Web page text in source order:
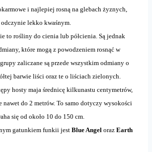
i najlepiej rosną na glebach żyznych,
lekko kwaśnym.
to rośliny do cienia lub półcienia. Są jednak
które mogą z powodzeniem rosnąć w
zaliczane są przede wszystkim odmiany o
barwie liści oraz te o liściach zielonych.
hosty maja średnicę kilkunastu centymetrów,
nawet do 2 metrów. To samo dotyczy wysokości
się od około 10 do 150 cm.
gatunkiem funkii jestBlue Angel oraz Earth